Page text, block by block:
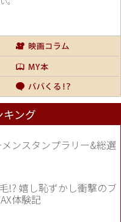
ング
ンスタンプラリー&総選
!? 嬉し恥ずかし衝撃のブ
体験記